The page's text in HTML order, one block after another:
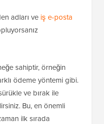
adları ve iş e-posta
sahiptir, örneğin
ödeme yöntemi gibi.
ve bırak ile
Bu, en önemli
ilk sırada